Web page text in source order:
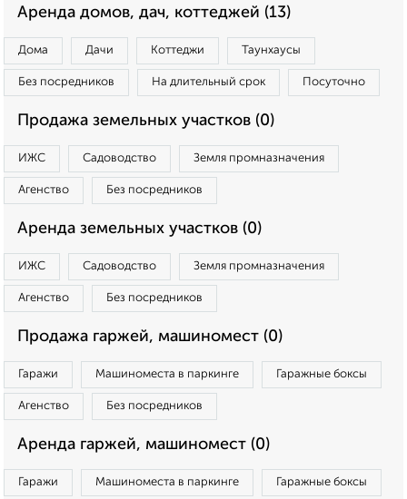
Аренда домов, дач, коттеджей (13)
Дома Дачи Коттеджи Таунхаусы
Без посредников На длительный срок Посуточно
Продажа земельных участков (0)
ИЖС Садоводство Земля промназначения
Агенство Без посредников
Аренда земельных участков (0)
ИЖС Садоводство Земля промназначения
Агенство Без посредников
Продажа гаржей, машиномест (0)
Гаражи Машиноместа в паркинге Гаражные боксы
Агенство Без посредников
Аренда гаржей, машиномест (0)
Гаражи Машиноместа в паркинге Гаражные боксы